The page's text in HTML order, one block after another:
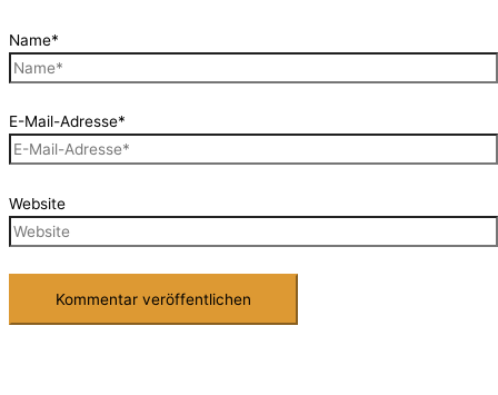
Name*
E-Mail-Adresse*
Website